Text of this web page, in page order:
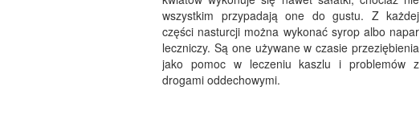
wszystkim przypadają one do gustu. Z każdej
części nasturcji można wykonać syrop albo napar
leczniczy. Są one używane w czasie przeziębienia
jako pomoc w leczeniu kaszlu i problemów z
drogami oddechowymi.